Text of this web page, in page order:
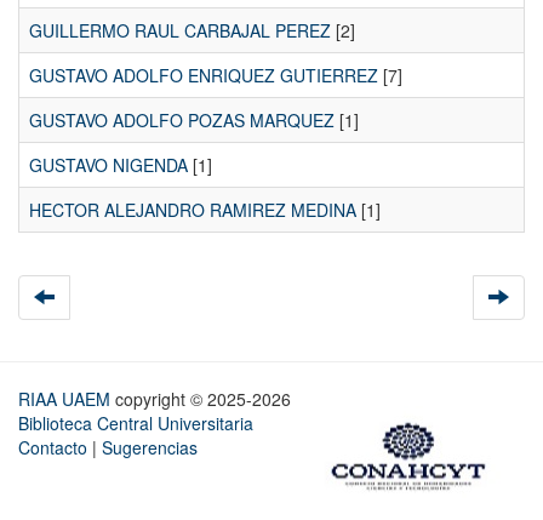
GUILLERMO RAUL CARBAJAL PEREZ [2]
GUSTAVO ADOLFO ENRIQUEZ GUTIERREZ [7]
GUSTAVO ADOLFO POZAS MARQUEZ [1]
GUSTAVO NIGENDA [1]
HECTOR ALEJANDRO RAMIREZ MEDINA [1]
RIAA UAEM copyright © 2025-2026
Biblioteca Central Universitaria
Contacto | Sugerencias